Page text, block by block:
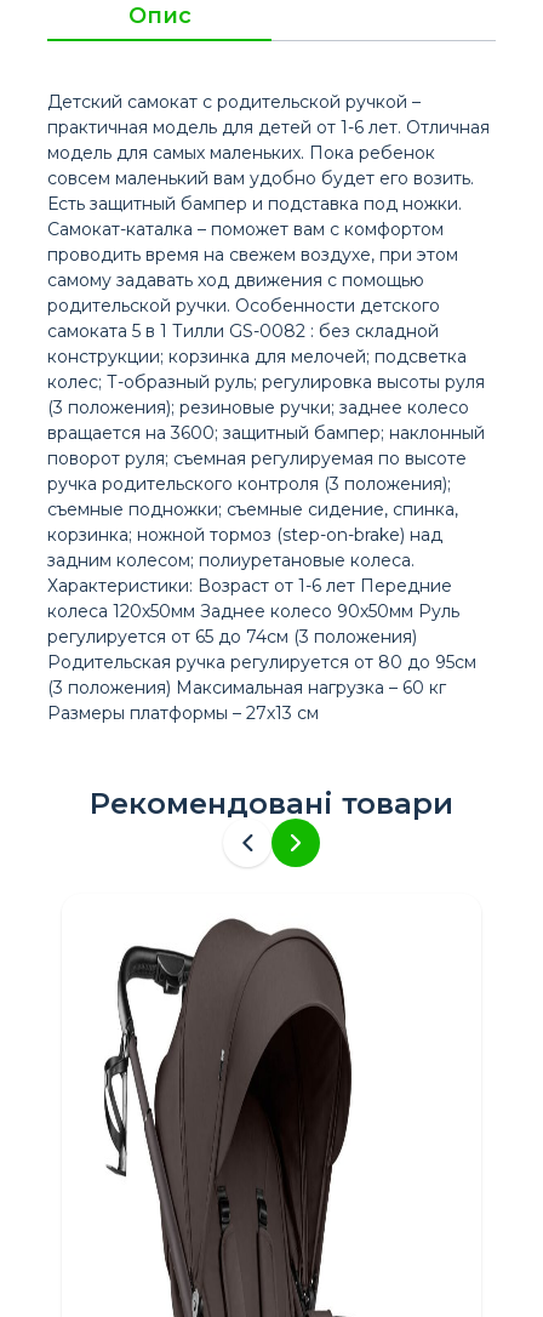
Опис
Детский самокат с родительской ручкой –
практичная модель для детей от 1-6 лет. Отличная
модель для самых маленьких. Пока ребенок
совсем маленький вам удобно будет его возить.
Есть защитный бампер и подставка под ножки.
Самокат-каталка – поможет вам с комфортом
проводить время на свежем воздухе, при этом
самому задавать ход движения с помощью
родительской ручки. Особенности детского
самоката 5 в 1 Тилли GS-0082 : без складной
конструкции; корзинка для мелочей; подсветка
колес; Т-образный руль; регулировка высоты руля
(3 положения); резиновые ручки; заднее колесо
вращается на 3600; защитный бампер; наклонный
поворот руля; съемная регулируемая по высоте
ручка родительского контроля (3 положения);
съемные подножки; съемные сидение, спинка,
корзинка; ножной тормоз (step-on-brake) над
задним колесом; полиуретановые колеса.
Характеристики: Возраст от 1-6 лет Передние
колеса 120х50мм Заднее колесо 90х50мм Руль
регулируется от 65 до 74см (3 положения)
Родительская ручка регулируется от 80 до 95см
(3 положения) Максимальная нагрузка – 60 кг
Размеры платформы – 27х13 см
Рекомендовані товари